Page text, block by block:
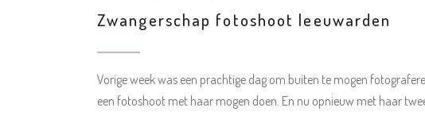
Zwangerschap fotoshoot leeuwarden
Vorige week was een prachtige dag om buiten te mogen
een fotoshoot met haar mogen doen. En nu opnieuw met haar